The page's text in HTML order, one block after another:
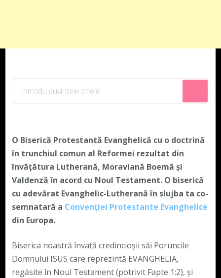
O Biserică Protestantă Evanghelică cu o doctrină
în trunchiul comun al Reformei rezultat din
învățătura Lutherană, Moraviană Boemă și
Valdenză în acord cu Noul Testament. O biserică
cu adevărat Evanghelic-Lutherană în slujba ta co-
semnatară a Convenției Protestante Evanghelice
din Europa.
Biserica noastră învață credincioșii săi Poruncile
Domnului ISUS care reprezintă EVANGHELIA,
regăsite în Noul Testament (potrivit Fapte 1:2), și